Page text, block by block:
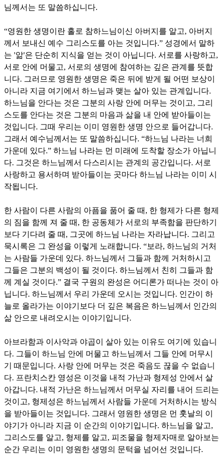
님께서는 또 말씀하십니다.
“영원한 생명이란 홀로 참하느님이신 아버지를 알고, 아버지
께서 보내신 예수 그리스도를 아는 것입니다.” 성경에서 말하
는 '앎'은 단순히 지식을 얻는 것이 아닙니다. 서로를 사랑하고,
서로 안에 머물고, 서로의 생명에 참여하는 깊은 관계를 뜻합
니다. 그러므로 영원한 생명은 죽은 뒤에 받게 될 어떤 보상이
아니라 지금 여기에서 하느님과 맺는 살아 있는 관계입니다.
하느님을 안다는 것은 그분의 사랑 안에 머무는 것이고, 그리
스도를 안다는 것은 그분의 마음과 삶을 내 안에 받아들이는
것입니다. 그때 우리는 이미 영원한 생명 안으로 들어갑니다.
그래서 예수님께서는 또 말씀하십니다. “하느님 나라는 너희
가운데 있다.” 하느님 나라는 먼 미래에 도착할 장소가 아닙니
다. 그것은 하느님께서 다스리시는 관계의 공간입니다. 서로
사랑하고 용서하며 받아들이는 곳마다 하느님 나라는 이미 시
작됩니다.
한 사람이 다른 사람의 아픔을 품어 줄 때 , 한 형제가 다른 형제
의 짐을 함께 져 줄 때 , 한 공동체가 서로의 부족함을 판단하기
보다 기다려 줄 때 , 그곳에 하느님 나라는 자라납니다. 그리고
묵시록은 그 완성을 이렇게 노래합니다. “보라, 하느님의 거처
는 사람들 가운데 있다. 하느님께서 그들과 함께 거처하시고
그들은 그분의 백성이 될 것이다. 하느님께서 친히 그들과 함
께 계실 것이다.” 결국 구원의 완성은 어디론가 떠나는 것이 아
닙니다. 하느님께서 우리 가운데 오시는 것입니다. 인간이 하
늘로 올라가는 이야기보다 더 깊은 복음은 하느님께서 인간의
삶 안으로 내려오시는 이야기입니다.
아브라함과 이사악과 야곱이 살아 있는 이유도 여기에 있습니
다. 그들이 하느님 안에 머물고 하느님께서 그들 안에 머무시
기 때문입니다. 사랑 안에 머무는 것은 죽음도 끊을 수 없습니
다. 프란치스칸 영성은 이것을 내적 가난과 형제성 안에서 살
아갑니다. 내적 가난은 하느님께서 머무실 자리를 내어 드리는
것이고, 형제성은 하느님께서 사람들 가운데 거처하시는 방식
을 받아들이는 것입니다. 그래서 영원한 생명은 먼 훗날의 이
야기가 아니라 지금 이 순간의 이야기입니다. 하느님을 알고,
그리스도를 알고, 형제를 알고, 피조물을 형제자매로 알아보는
순간 우리는 이미 영원한 생명의 문턱을 넘어선 것입니다.